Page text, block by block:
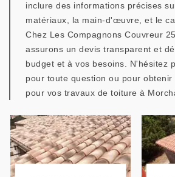
inclure des informations précises
matériaux, la main-d'œuvre, et le
Chez Les Compagnons Couvreur
assurons un devis transparent et
budget et à vos besoins. N'hésitez
pour toute question ou pour
pour vos travaux de toiture à